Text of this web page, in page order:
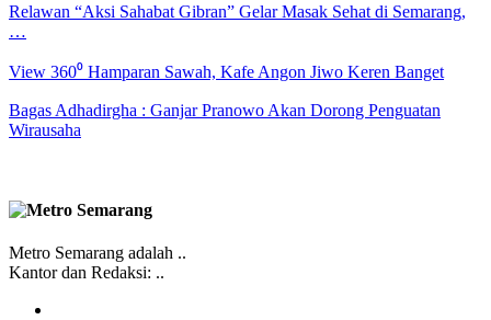
Relawan “Aksi Sahabat Gibran” Gelar Masak Sehat di Semarang,
…
View 360⁰ Hamparan Sawah, Kafe Angon Jiwo Keren Banget
Bagas Adhadirgha : Ganjar Pranowo Akan Dorong Penguatan
Wirausaha
Metro Semarang adalah ..
Kantor dan Redaksi: ..